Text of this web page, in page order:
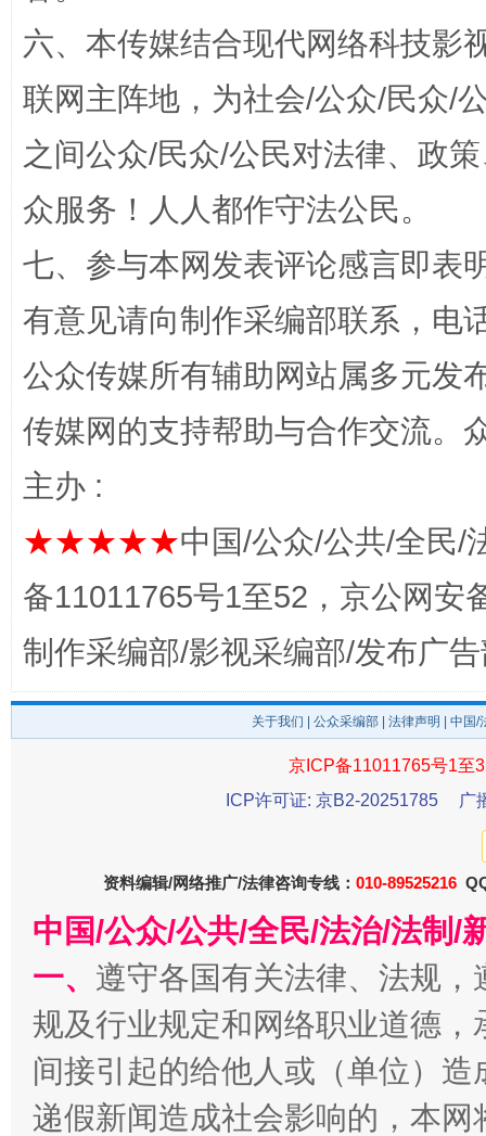
“蜀中异人”王建安的艺术幻境
完善运行机制助力责任有效落实 一纸欠
千年窑火 生生不息 一
六、本传媒结合现代网络科技影
联网主阵地，为社会/公众/民众/
之间公众/民众/公民对法律、政
众服务！人人都作守法公民。
七、参与本网发表评论感言即表
有意见请向制作采编部联系，电
公众传媒所有辅助网站属多元发
传媒网的支持帮助与合作交流。
主办 :
★★★★★中国/公众/公共/全民/
备11011765号1至52，京公网安
制作采编部/影视采编部/发布广
关于我们 公众采编部 法律声明 | 中国
京ICP备11011765号1至
ICP许可证: 京B2-20251785
广
资料编辑/网络推广/法律咨询专线： 010-89525216
中国/公众/公共/全民/法治/法制/
一、 遵守各国有关法律、法规
规及行业规定和网络职业道德
间接引起的给他人或（单位）
递假新闻造成社会影响的，本